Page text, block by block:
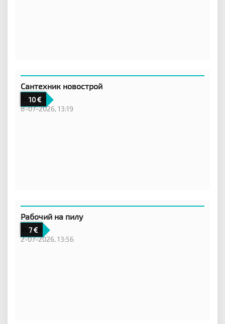
10
Сантехник новострой
Эстония
8-07-2026, 13:19
7
Рабочий на пилу
Эстония
2-07-2026, 13:56